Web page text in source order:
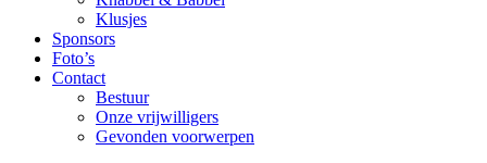
Klusjes
Sponsors
Foto’s
Contact
Bestuur
Onze vrijwilligers
Gevonden voorwerpen